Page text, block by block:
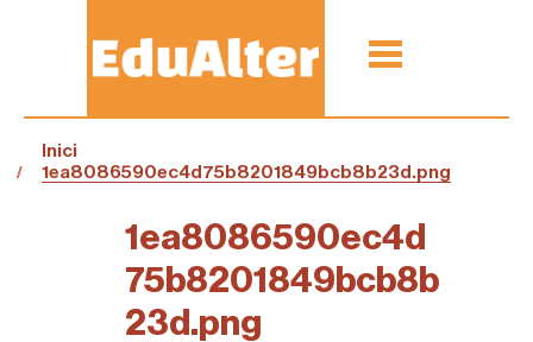
Inici
1ea8086590ec4d75b8201849bcb8b23d.png
1ea8086590ec4d
75b8201849bcb8b
23d.png